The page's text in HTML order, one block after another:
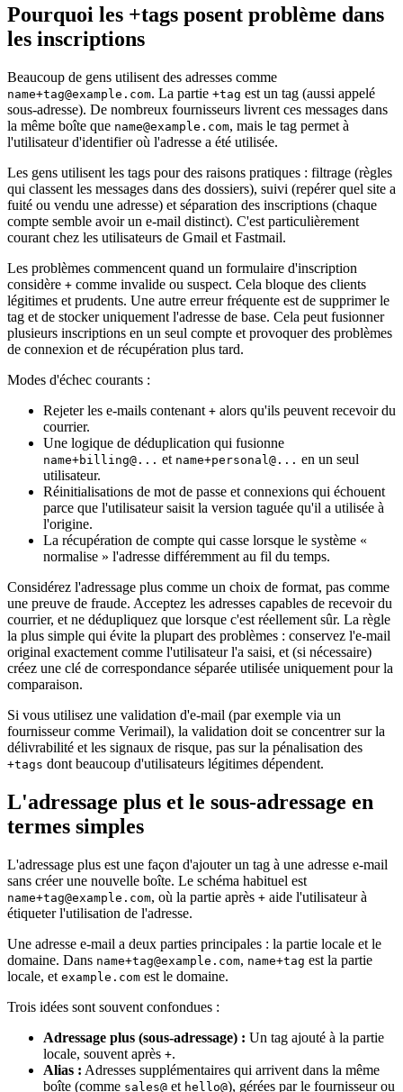
Pourquoi les +tags posent problème dans
les inscriptions
Beaucoup de gens utilisent des adresses comme
name+tag@example.com. La partie +tag est un tag (aussi appelé
sous-adresse). De nombreux fournisseurs livrent ces messages dans
la même boîte que name@example.com, mais le tag permet à
l'utilisateur d'identifier où l'adresse a été utilisée.
Les gens utilisent les tags pour des raisons pratiques : filtrage (règles
qui classent les messages dans des dossiers), suivi (repérer quel site a
fuité ou vendu une adresse) et séparation des inscriptions (chaque
compte semble avoir un e-mail distinct). C'est particulièrement
courant chez les utilisateurs de Gmail et Fastmail.
Les problèmes commencent quand un formulaire d'inscription
considère + comme invalide ou suspect. Cela bloque des clients
légitimes et prudents. Une autre erreur fréquente est de supprimer le
tag et de stocker uniquement l'adresse de base. Cela peut fusionner
plusieurs inscriptions en un seul compte et provoquer des problèmes
de connexion et de récupération plus tard.
Modes d'échec courants :
Rejeter les e-mails contenant + alors qu'ils peuvent recevoir du
courrier.
Une logique de déduplication qui fusionne
name+billing@... et name+personal@... en un seul
utilisateur.
Réinitialisations de mot de passe et connexions qui échouent
parce que l'utilisateur saisit la version taguée qu'il a utilisée à
l'origine.
La récupération de compte qui casse lorsque le système «
normalise » l'adresse différemment au fil du temps.
Considérez l'adressage plus comme un choix de format, pas comme
une preuve de fraude. Acceptez les adresses capables de recevoir du
courrier, et ne dédupliquez que lorsque c'est réellement sûr. La règle
la plus simple qui évite la plupart des problèmes : conservez l'e-mail
original exactement comme l'utilisateur l'a saisi, et (si nécessaire)
créez une clé de correspondance séparée utilisée uniquement pour la
comparaison.
Si vous utilisez une validation d'e-mail (par exemple via un
fournisseur comme Verimail), la validation doit se concentrer sur la
délivrabilité et les signaux de risque, pas sur la pénalisation des
+tags dont beaucoup d'utilisateurs légitimes dépendent.
L'adressage plus et le sous-adressage en
termes simples
L'adressage plus est une façon d'ajouter un tag à une adresse e-mail
sans créer une nouvelle boîte. Le schéma habituel est
name+tag@example.com, où la partie après + aide l'utilisateur à
étiqueter l'utilisation de l'adresse.
Une adresse e-mail a deux parties principales : la partie locale et le
domaine. Dans name+tag@example.com, name+tag est la partie
locale, et example.com est le domaine.
Trois idées sont souvent confondues :
Adressage plus (sous-adressage) : Un tag ajouté à la partie
locale, souvent après +.
Alias : Adresses supplémentaires qui arrivent dans la même
boîte (comme sales@ et hello@), gérées par le fournisseur ou